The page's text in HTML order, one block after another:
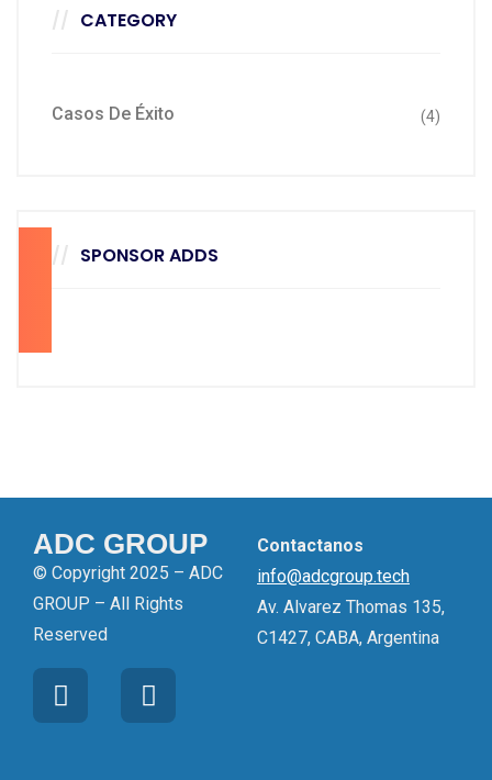
CATEGORY
Casos De Éxito (4)
SPONSOR ADDS
ADC GROUP
© Copyright 2025 – ADC
GROUP – All Rights
Reserved
Contactanos
info@adcgroup.tech
Av. Alvarez Thomas 135,
C1427, CABA, Argentina